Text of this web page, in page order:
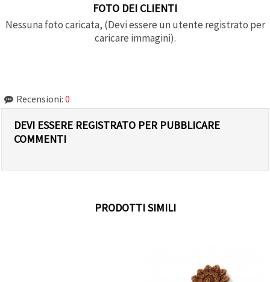
FOTO DEI CLIENTI
Nessuna foto caricata, (Devi essere un utente registrato per
caricare immagini).
Recensioni: 0
DEVI ESSERE REGISTRATO PER PUBBLICARE
COMMENTI
PRODOTTI SIMILI